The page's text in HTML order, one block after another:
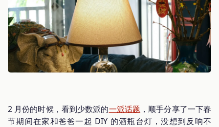
2 月份的时候，看到少数派的一派话题 ，顺手分享了一下春
节期间在家和爸爸一起 DIY 的酒瓶台灯，没想到反响不